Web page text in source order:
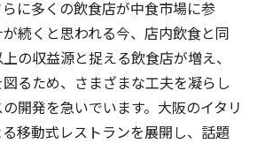
に多くの飲食店が中食市場に参
続くと思われる今、店内飲食と同
の収益源と捉える飲食店が増え、
るため、さまざまな工夫を凝らし
開発を急いでいます。大阪のイタリ
移動式レストランを展開し、話題